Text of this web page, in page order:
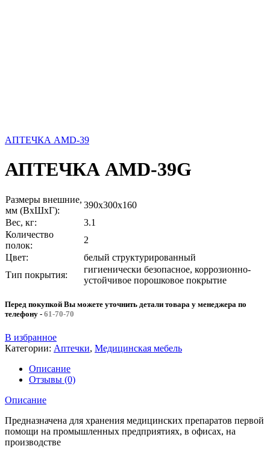
АПТЕЧКА AMD-39
АПТЕЧКА AMD-39G
Размеры внешние,
мм (ВхШхГ):
390x300x160
Вес, кг:
3.1
Количество
полок:
2
Цвет:
белый структурированный
Тип покрытия:
гигиенически безопасное, коррозионно-
устойчивое порошковое покрытие
Перед покупкой Вы можете уточнить детали товара у менеджера по
телефону - 61-70-70
В избранное
Категории: Аптечки, Медицинская мебель
Описание
Отзывы (0)
Описание
Предназначена для хранения медицинских препаратов первой
помощи на промышленных предприятиях, в офисах, на
производстве